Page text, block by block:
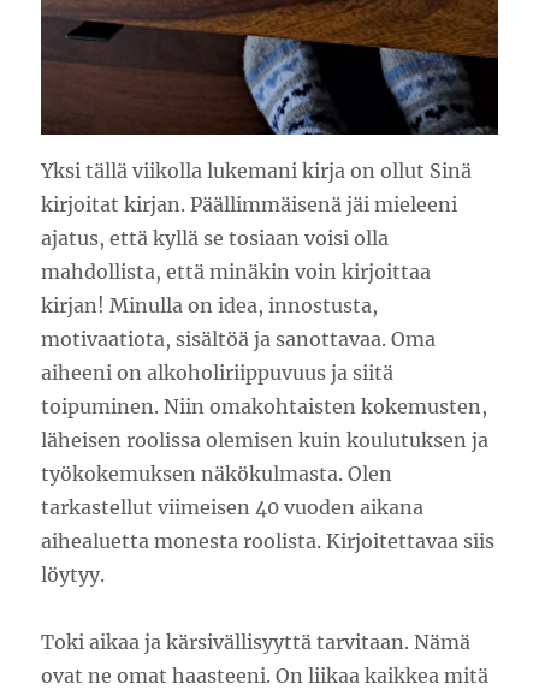
Yksi tällä viikolla lukemani kirja on ollut Sinä
kirjoitat kirjan. Päällimmäisenä jäi mieleeni
ajatus, että kyllä se tosiaan voisi olla
mahdollista, että minäkin voin kirjoittaa
kirjan! Minulla on idea, innostusta,
motivaatiota, sisältöä ja sanottavaa. Oma
aiheeni on alkoholiriippuvuus ja siitä
toipuminen. Niin omakohtaisten kokemusten,
läheisen roolissa olemisen kuin koulutuksen ja
työkokemuksen näkökulmasta. Olen
tarkastellut viimeisen 40 vuoden aikana
aihealuetta monesta roolista. Kirjoitettavaa siis
löytyy.
Toki aikaa ja kärsivällisyyttä tarvitaan. Nämä
ovat ne omat haasteeni. On liikaa kaikkea mitä